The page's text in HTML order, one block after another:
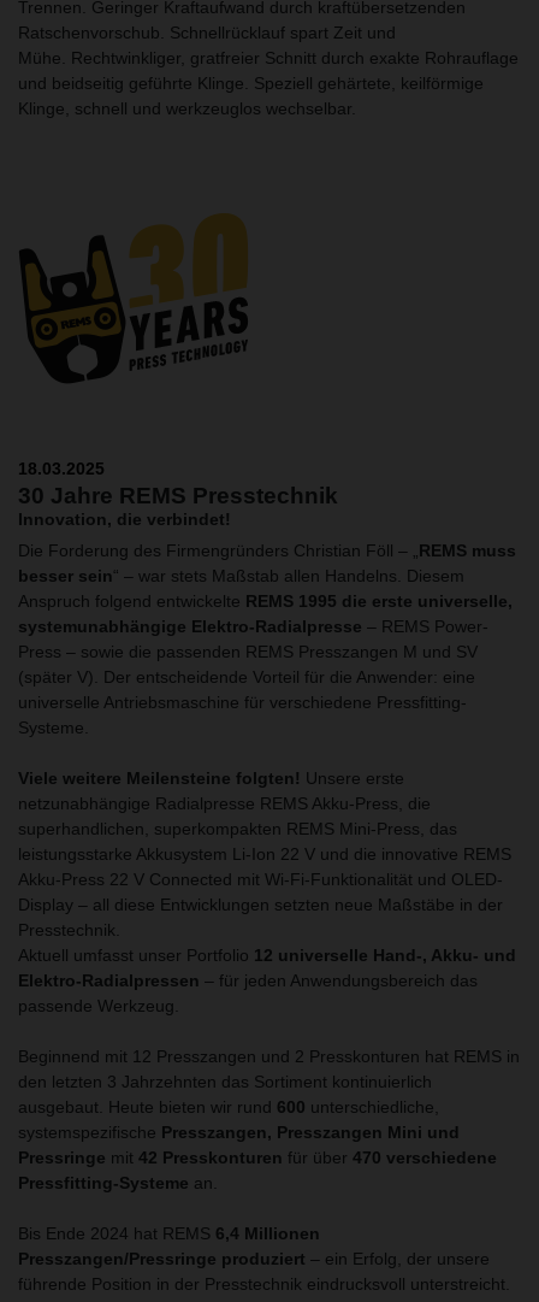
Trennen. Geringer Kraftaufwand durch kraftübersetzenden
Ratschenvorschub. Schnellrücklauf spart Zeit und
Mühe. Rechtwinkliger, gratfreier Schnitt durch exakte Rohrauflage
und beidseitig geführte Klinge. Speziell gehärtete, keilförmige
Klinge, schnell und werkzeuglos wechselbar.
18.03.2025
30 Jahre REMS Presstechnik
Innovation, die verbindet!
Die Forderung des Firmengründers Christian Föll – „ REMS muss
besser sein“ – war stets Maßstab allen Handelns. Diesem
Anspruch folgend entwickelte REMS 1995 die erste universelle,
systemunabhängige Elektro-Radialpresse – REMS Power-
Press – sowie die passenden REMS Presszangen M und SV
(später V). Der entscheidende Vorteil für die Anwender: eine
universelle Antriebsmaschine für verschiedene Pressfitting-
Systeme.
Viele weitere Meilensteine folgten! Unsere erste
netzunabhängige Radialpresse REMS Akku-Press, die
superhandlichen, superkompakten REMS Mini-Press, das
leistungsstarke Akkusystem Li-Ion 22 V und die innovative REMS
Akku-Press 22 V Connected mit Wi-Fi-Funktionalität und OLED-
Display – all diese Entwicklungen setzten neue Maßstäbe in der
Presstechnik.
Aktuell umfasst unser Portfolio 12 universelle Hand-, Akku- und
Elektro-Radialpressen – für jeden Anwendungsbereich das
passende Werkzeug.
Beginnend mit 12 Presszangen und 2 Presskonturen hat REMS in
den letzten 3 Jahrzehnten das Sortiment kontinuierlich
ausgebaut. Heute bieten wir rund 600 unterschiedliche,
systemspezifische Presszangen, Presszangen Mini und
Pressringe mit 42 Presskonturen für über 470 verschiedene
Pressfitting-Systeme an.
Bis Ende 2024 hat REMS 6,4 Millionen
Presszangen/Pressringe produziert – ein Erfolg, der unsere
führende Position in der Presstechnik eindrucksvoll unterstreicht.